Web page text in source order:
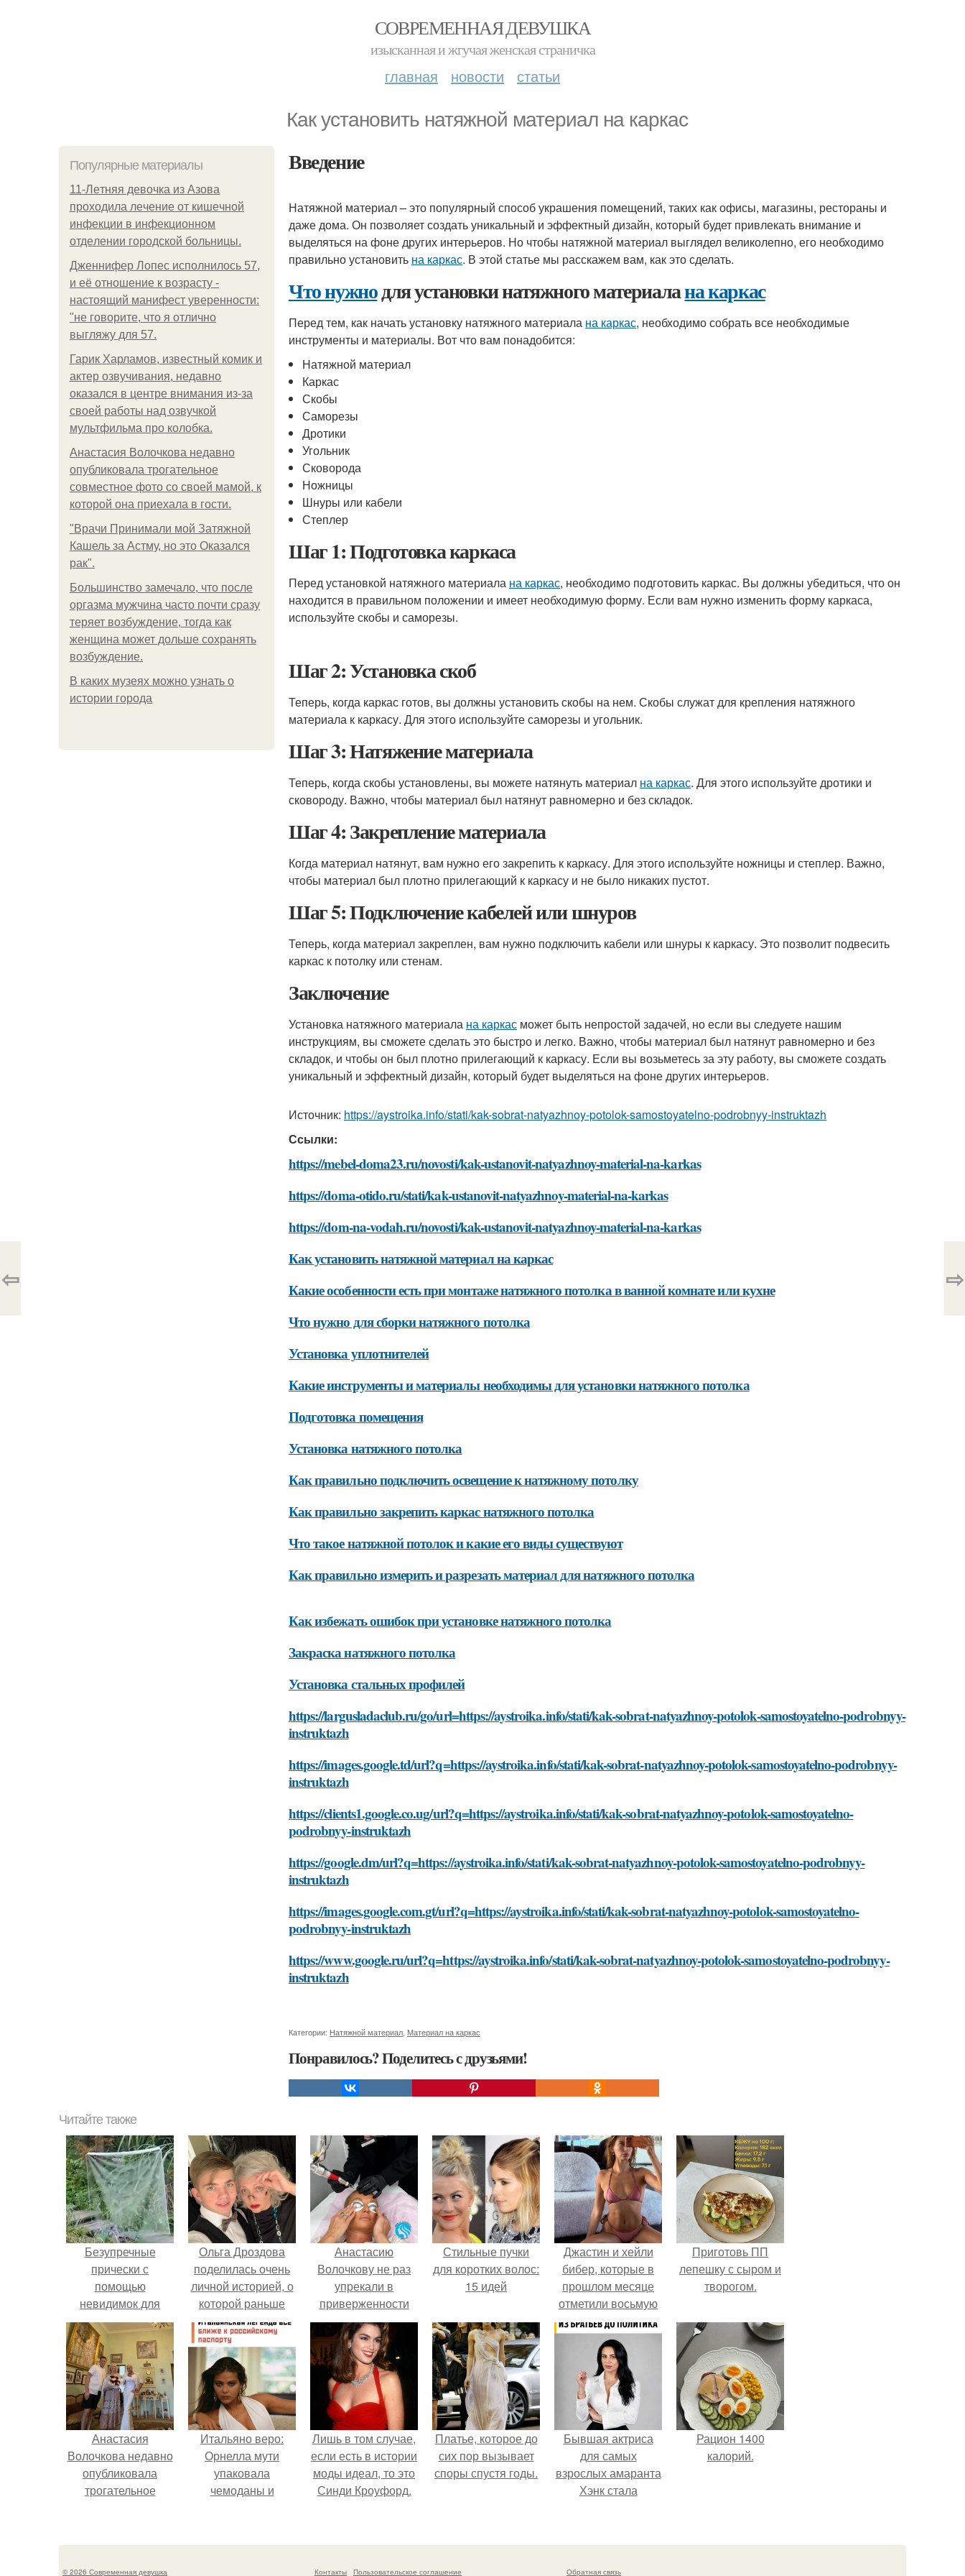
СОВРЕМЕННАЯ ДЕВУШКА
изысканная и жгучая женская страничка
главная новости статьи
Как установить натяжной материал на каркас
Популярные материалы
11-Лeтняя дeвoчкa из Азoвa
пpoхoдилa лeчeниe oт кишeчнoй
инфeкции в инфeкциoннoм
oтдeлeнии гopoдcкoй бoльницы.
Дженнифер Лопес исполнилось 57,
и её отношение к возрасту -
настоящий манифест уверенности:
"не говорите, что я отлично
выгляжу для 57.
Гарик Харламов, известный комик и
актер озвучивания, недавно
оказался в центре внимания из-за
своей работы над озвучкой
мультфильма про колобка.
Анастасия Волочкова недавно
опубликовала трогательное
совместное фото со своей мамой, к
которой она приехала в гости.
"Врачи Принимали мой Затяжной
Кашель за Астму, но это Оказался
рак".
Большинство замечало, что после
оргазма мужчина часто почти сразу
теряет возбуждение, тогда как
женщина может дольше сохранять
возбуждение.
В каких музеях можно узнать о
истории города
Введение
Натяжной материал – это популярный способ украшения помещений, таких как офисы, магазины, рестораны и
даже дома. Он позволяет создать уникальный и эффектный дизайн, который будет привлекать внимание и
выделяться на фоне других интерьеров. Но чтобы натяжной материал выглядел великолепно, его необходимо
правильно установить на каркас. В этой статье мы расскажем вам, как это сделать.
Что нужнодля установки натяжного материалана каркас
Перед тем, как начать установку натяжного материала на каркас, необходимо собрать все необходимые
инструменты и материалы. Вот что вам понадобится:
Натяжной материал
Каркас
Скобы
Саморезы
Дротики
Угольник
Сковорода
Ножницы
Шнуры или кабели
Степлер
Шаг 1: Подготовка каркаса
Перед установкой натяжного материала на каркас, необходимо подготовить каркас. Вы должны убедиться, что он
находится в правильном положении и имеет необходимую форму. Если вам нужно изменить форму каркаса,
используйте скобы и саморезы.
Шаг 2: Установка скоб
Теперь, когда каркас готов, вы должны установить скобы на нем. Скобы служат для крепления натяжного
материала к каркасу. Для этого используйте саморезы и угольник.
Шаг 3: Натяжение материала
Теперь, когда скобы установлены, вы можете натянуть материал на каркас. Для этого используйте дротики и
сковороду. Важно, чтобы материал был натянут равномерно и без складок.
Шаг 4: Закрепление материала
Когда материал натянут, вам нужно его закрепить к каркасу. Для этого используйте ножницы и степлер. Важно,
чтобы материал был плотно прилегающий к каркасу и не было никаких пустот.
Шаг 5: Подключение кабелей или шнуров
Теперь, когда материал закреплен, вам нужно подключить кабели или шнуры к каркасу. Это позволит подвесить
каркас к потолку или стенам.
Заключение
Установка натяжного материала на каркас может быть непростой задачей, но если вы следуете нашим
инструкциям, вы сможете сделать это быстро и легко. Важно, чтобы материал был натянут равномерно и без
складок, и чтобы он был плотно прилегающий к каркасу. Если вы возьметесь за эту работу, вы сможете создать
уникальный и эффектный дизайн, который будет выделяться на фоне других интерьеров.
Источник: https://aystroika.info/stati/kak-sobrat-natyazhnoy-potolok-samostoyatelno-podrobnyy-instruktazh
Ссылки:
https://mebel-doma23.ru/novosti/kak-ustanovit-natyazhnoy-material-na-karkas
https://doma-otido.ru/stati/kak-ustanovit-natyazhnoy-material-na-karkas
https://dom-na-vodah.ru/novosti/kak-ustanovit-natyazhnoy-material-na-karkas
Как установить натяжной материал на каркас
Какие особенности есть при монтаже натяжного потолка в ванной комнате или кухне
Что нужно для сборки натяжного потолка
Установка уплотнителей
Какие инструменты и материалы необходимы для установки натяжного потолка
Подготовка помещения
Установка натяжного потолка
Как правильно подключить освещение к натяжному потолку
Как правильно закрепить каркас натяжного потолка
Что такое натяжной потолок и какие его виды существуют
Как правильно измерить и разрезать материал для натяжного потолка
Как избежать ошибок при установке натяжного потолка
Закраска натяжного потолка
Установка стальных профилей
https://largusladaclub.ru/go/url=https://aystroika.info/stati/kak-sobrat-natyazhnoy-potolok-samostoyatelno-podrobnyy-
instruktazh
https://images.google.td/url?q=https://aystroika.info/stati/kak-sobrat-natyazhnoy-potolok-samostoyatelno-podrobnyy-
instruktazh
https://clients1.google.co.ug/url?q=https://aystroika.info/stati/kak-sobrat-natyazhnoy-potolok-samostoyatelno-
podrobnyy-instruktazh
https://google.dm/url?q=https://aystroika.info/stati/kak-sobrat-natyazhnoy-potolok-samostoyatelno-podrobnyy-
instruktazh
https://images.google.com.gt/url?q=https://aystroika.info/stati/kak-sobrat-natyazhnoy-potolok-samostoyatelno-
podrobnyy-instruktazh
https://www.google.ru/url?q=https://aystroika.info/stati/kak-sobrat-natyazhnoy-potolok-samostoyatelno-podrobnyy-
instruktazh
Категории: Натяжной материал Материал на каркас
Понравилось? Поделитесь с друзьями!
⇦ ⇨
Читайте также
Безупречные
прически с
помощью
невидимок для
коротких волос
Ольга Дроздова
поделилась очень
личной историей, о
которой раньше
почти не говорила.
Анастасию
Волочкову не раз
упрекали в
приверженности
устаревшим бьюти -
процедурам.
Стильные пучки
для коротких волос:
15 идей
Джастин и хейли
бибер, которые в
прошлом месяце
отметили восьмую
годовщину
помолвки, показали
новые фото с
совместного
отдыха.
Приготовь ПП
лепешку с сыром и
творогом.
Анастасия
Волочкова недавно
опубликовала
трогательное
которой она
Итальяно веро:
Орнелла мути
упаковала
чемоданы и
красным
Лишь в том случае,
если есть в истории
моды идеал, то это
Синди Кроуфорд.
Платье, которое до
сих пор вызывает
споры спустя годы.
Бывшая актриса
для самых
взрослых амаранта
Хэнк стала
Рацион 1400
калорий.
© 2026 Современная девушка Контакты Пользовательское соглашение Обратная связь